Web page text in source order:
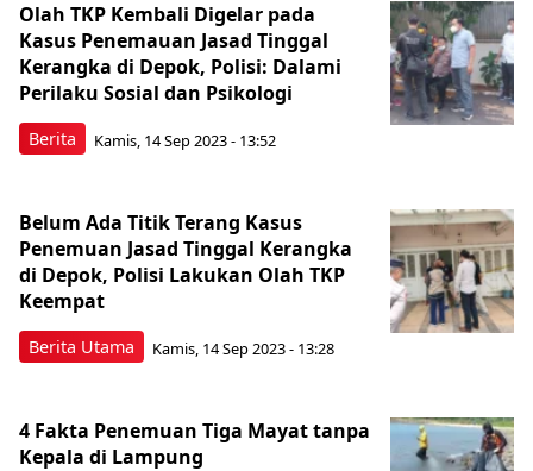
Berita
Olah TKP Kembali Digelar pada
Kasus Penemauan Jasad Tinggal
Kerangka di Depok, Polisi: Dalami
Perilaku Sosial dan Psikologi
Kamis, 14 Sep 2023 - 13:52
Berita Utama
Belum Ada Titik Terang Kasus
Penemuan Jasad Tinggal Kerangka
di Depok, Polisi Lakukan Olah TKP
Keempat
Kamis, 14 Sep 2023 - 13:28
4 Fakta Penemuan Tiga Mayat tanpa
Kepala di Lampung